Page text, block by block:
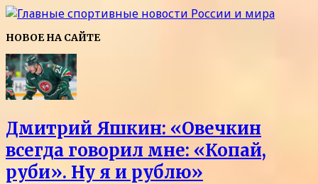
НОВОЕ НА САЙТЕ
Дмитрий Яшкин: «Овечкин
всегда говорил мне: «Копай,
руби». Ну я и рублю»